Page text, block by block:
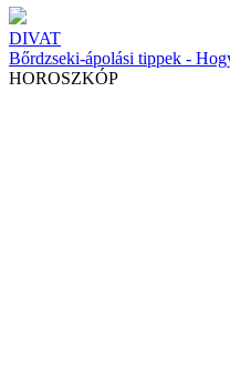
DIVAT
Bőrdzseki-ápolási tippek -
HOROSZKÓP